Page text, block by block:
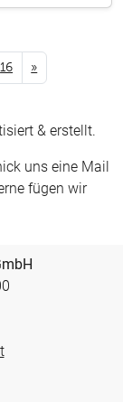
16 »
& erstellt.
uns eine Mail
fügen wir